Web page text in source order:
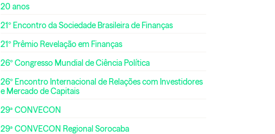
20 anos
21º Encontro da Sociedade Brasileira de Finanças
21º Prêmio Revelação em Finanças
26º Congresso Mundial de Ciência Política
26º Encontro Internacional de Relações com Investidores
e Mercado de Capitais
29ª CONVECON
29ª CONVECON Regional Sorocaba